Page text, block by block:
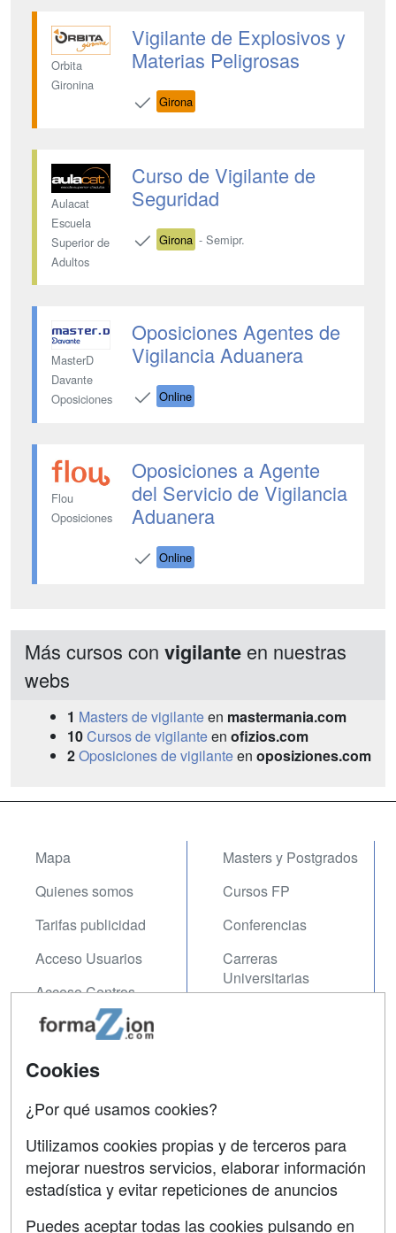
Orbita
Gironina
Vigilante de Explosivos y
Materias Peligrosas
Girona
Aulacat
Escuela
Superior de
Adultos
Curso de Vigilante de
Seguridad
Girona - Semipr.
MasterD
Davante
Oposiciones
Oposiciones Agentes de
Vigilancia Aduanera
Online
Flou
Oposiciones
Oposiciones a Agente
del Servicio de Vigilancia
Aduanera
Online
Más cursos con vigilante en nuestras
webs
1 Masters de vigilanteen mastermania.com
10Cursos de vigilanteen ofizios.com
2Oposiciones de vigilanteen oposiziones.com
Mapa
Quienes somos
Tarifas publicidad
Acceso Usuarios
Acceso Centros
Masters y Postgrados
Cursos FP
Conferencias
Carreras
Universitarias
Contactar
Copyleft
Cookies
¿Por qué usamos cookies?
Utilizamos cookies propias y de terceros para
mejorar nuestros servicios, elaborar información
estadística y evitar repeticiones de anuncios
Puedes aceptar todas las cookies pulsando en